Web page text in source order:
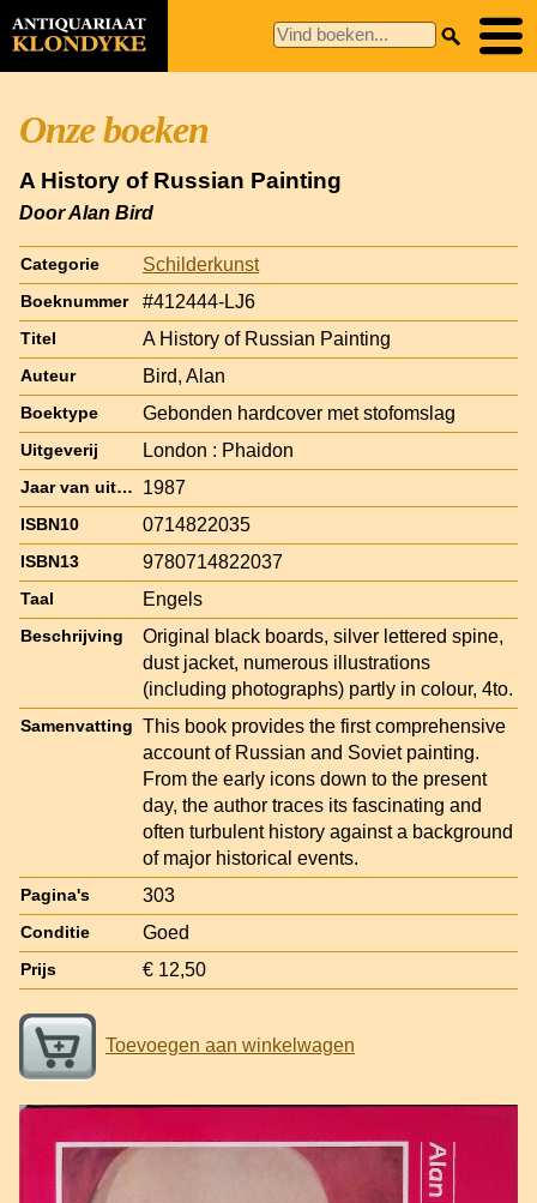
Onze boeken
A History of Russian Painting
Door Alan Bird
Categorie Schilderkunst
Boeknummer #412444-LJ6
Titel A History of Russian Painting
Auteur Bird, Alan
Boektype Gebonden hardcover met stofomslag
Uitgeverij London : Phaidon
Jaar van uitgave 1987
ISBN10 0714822035
ISBN13 9780714822037
Taal Engels
Beschrijving
Original black boards, silver lettered spine,
dust jacket, numerous illustrations
(including photographs) partly in colour, 4to.
Samenvatting This book provides the first comprehensive
account of Russian and Soviet painting.
From the early icons down to the present
day, the author traces its fascinating and
often turbulent history against a background
of major historical events.
Pagina's 303
Conditie Goed
Prijs € 12,50
Toevoegen aan winkelwagen